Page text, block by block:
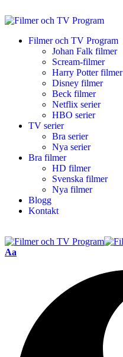
Filmer och TV Program
Johan Falk filmer
Scream-filmer
Harry Potter filmer
Disney filmer
Beck filmer
Netflix serier
HBO serier
TV serier
Bra serier
Nya serier
Bra filmer
HD filmer
Svenska filmer
Nya filmer
Blogg
Kontakt
Aa